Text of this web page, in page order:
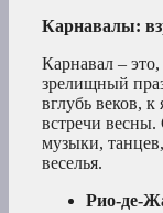
Карнавалы:
Карнавал –
зрелищный
вглубь веков,
встречи весны.
музыки,
веселья.
Рио-де-